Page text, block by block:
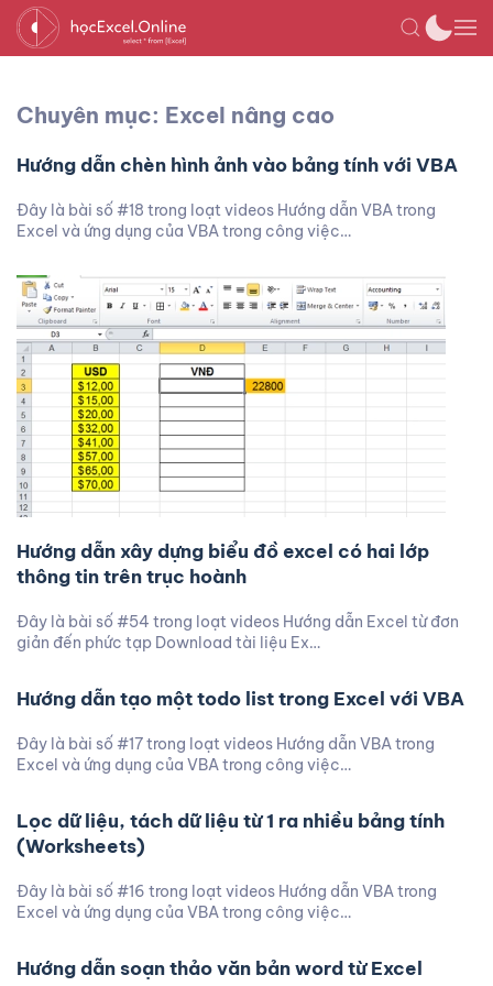
Chuyên mục: Excel nâng cao
Hướng dẫn chèn hình ảnh vào bảng tính với VBA
Đây là bài số #18 trong loạt videos Hướng dẫn VBA trong
Excel và ứng dụng của VBA trong công việc…
Hướng dẫn xây dựng biểu đồ excel có hai lớp
thông tin trên trục hoành
Đây là bài số #54 trong loạt videos Hướng dẫn Excel từ đơn
giản đến phức tạp Download tài liệu Ex…
Hướng dẫn tạo một todo list trong Excel với VBA
Đây là bài số #17 trong loạt videos Hướng dẫn VBA trong
Excel và ứng dụng của VBA trong công việc…
Lọc dữ liệu, tách dữ liệu từ 1 ra nhiều bảng tính
(Worksheets)
Đây là bài số #16 trong loạt videos Hướng dẫn VBA trong
Excel và ứng dụng của VBA trong công việc…
Hướng dẫn soạn thảo văn bản word từ Excel